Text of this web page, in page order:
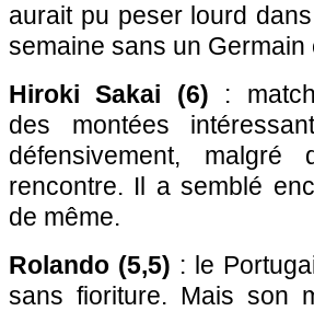
aurait pu peser lourd
semaine sans un Germain
Hiroki Sakai (6) :
des montées
défensivement,
rencontre. Il a semblé
de même.
Rolando (5,5) : le
sans fioriture. Mais son